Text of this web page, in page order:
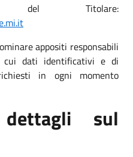
del Titolare:
appositi responsabili
dati identificativi e di
in ogni momento
sul